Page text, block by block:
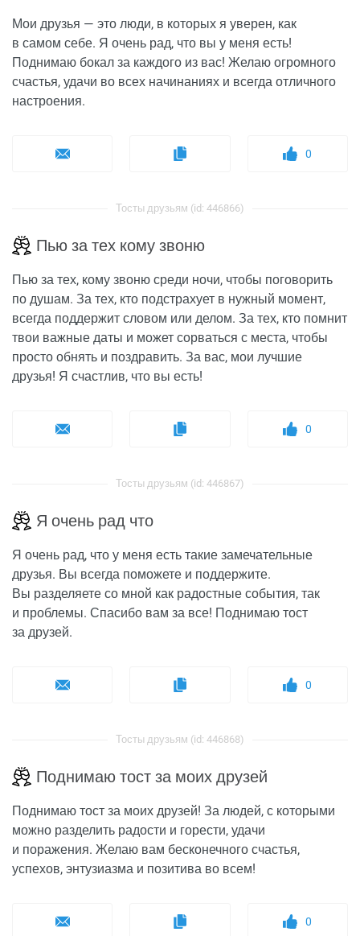
Мои друзья — это люди, в которых я уверен, как
в самом себе. Я очень рад, что вы у меня есть!
Поднимаю бокал за каждого из вас! Желаю огромного
счастья, удачи во всех начинаниях и всегда отличного
настроения.
0
Тосты друзьям (id: 446866)
Пью за тех кому звоню
Пью за тех, кому звоню среди ночи, чтобы поговорить
по душам. За тех, кто подстрахует в нужный момент,
всегда поддержит словом или делом. За тех, кто помнит
твои важные даты и может сорваться с места, чтобы
просто обнять и поздравить. За вас, мои лучшие
друзья! Я счастлив, что вы есть!
0
Тосты друзьям (id: 446867)
Я очень рад что
Я очень рад, что у меня есть такие замечательные
друзья. Вы всегда поможете и поддержите.
Вы разделяете со мной как радостные события, так
и проблемы. Спасибо вам за все! Поднимаю тост
за друзей.
0
Тосты друзьям (id: 446868)
Поднимаю тост за моих друзей
Поднимаю тост за моих друзей! За людей, с которыми
можно разделить радости и горести, удачи
и поражения. Желаю вам бесконечного счастья,
успехов, энтузиазма и позитива во всем!
0